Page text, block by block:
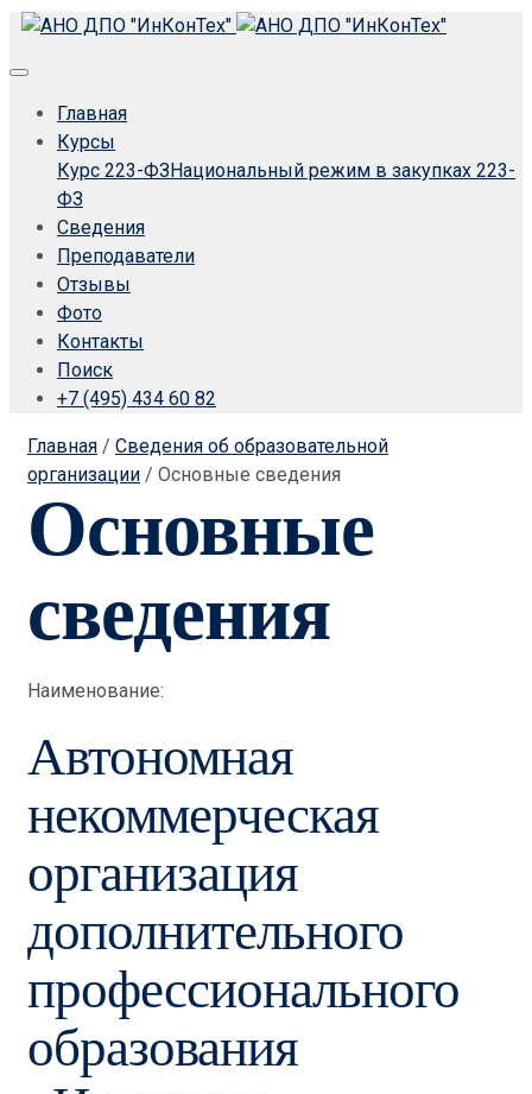
Главная
Курсы
Курс 223-ФЗНациональный режим в закупках 223-
ФЗ
Сведения
Преподаватели
Отзывы
Фото
Контакты
Поиск
+7 (495) 434 60 82
Главная / Сведения об образовательной
организации / Основные сведения
Основные
сведения
Наименование:
Автономная
некоммерческая
организация
дополнительного
профессионального
образования